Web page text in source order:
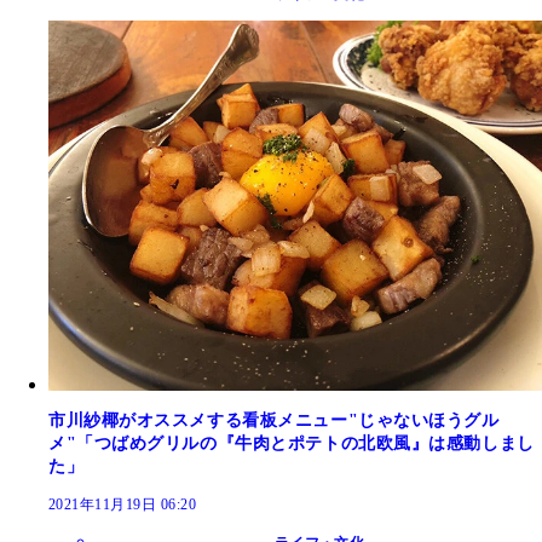
市川紗椰がオススメする看板メニュー"じゃないほうグル
メ"「つばめグリルの『牛肉とポテトの北欧風』は感動しまし
た」
2021年11月19日 06:20